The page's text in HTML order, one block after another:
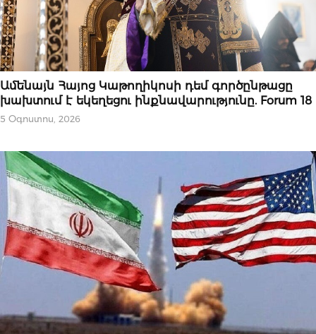
ՄԻՋԱԶԳԱՅԻՆ
Ամենայն Հայոց Կաթողիկոսի դեմ գործընթացը
խախտում է եկեղեցու ինքնավարությունը. Forum 18
5 Օգոստոս, 2026